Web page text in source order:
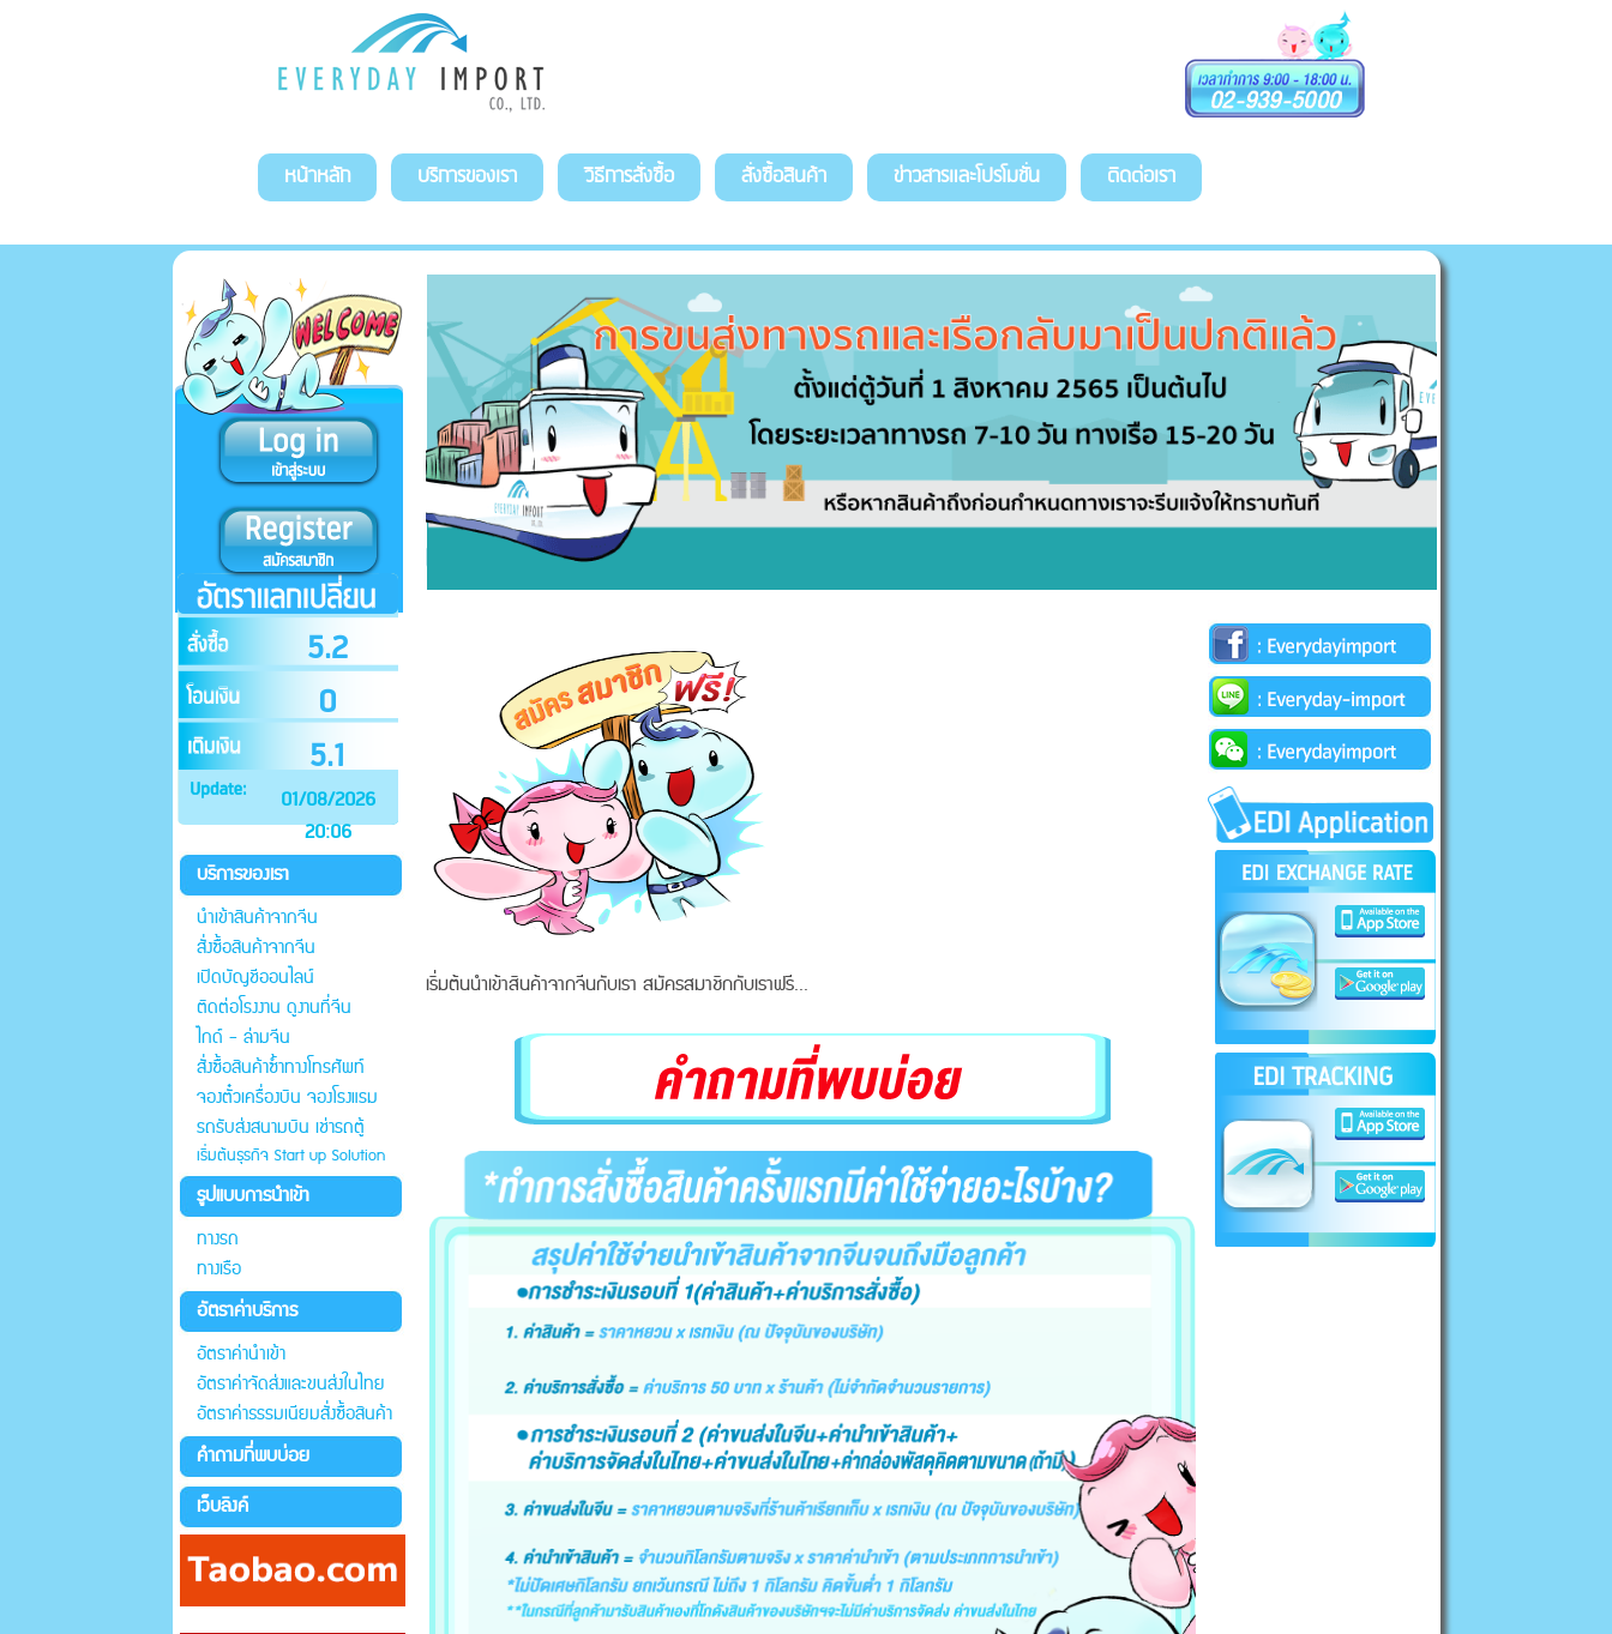
หน้าหลัก บริการของเรา วิธีการสั่งซื้อ สั่งซื้อสินค้า ข่าวสารและโปรโมชั่น ติดต่อเรา
5.2
0
5.1
01/08/2026
20:06
บริการของเรา
นำเข้าสินค้าจากจีน
สั่งซื้อสินค้าจากจีน
เปิดบัญชีออนไลน์
ติดต่อโรงงาน ดูงานที่จีน
ไกด์ - ล่ามจีน
สั่งซื้อสินค้าซ้ำทางโทรศัพท์
จองตั๋วเครื่องบิน จองโรงแรม
รถรับส่งสนามบิน เช่ารถตู้
เริ่มต้นธุรกิจ Start up Solution
รูปแบบการนำเข้า
ทางรถ
ทางเรือ
อัตราค่าบริการ
อัตราค่านำเข้า
อัตราค่าจัดส่งและขนส่งในไทย
อัตราค่าธรรมเนียมสั่งซื้อสินค้า
คำถามที่พบบ่อย
เว็บลิงค์
เริ่มต้นนำเข้าสินค้าจากจีนกับเรา สมัครสมาชิกกับเราฟรี...